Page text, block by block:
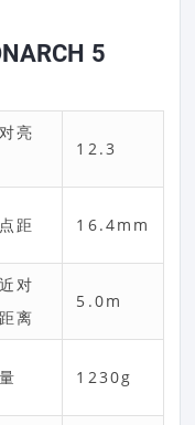
5
亮
12.3
距 16.4mm
对
离
5.0m
1230g